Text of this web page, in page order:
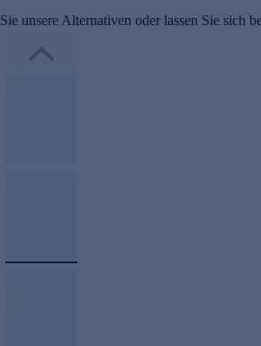
unsere Alternativen oder lassen Sie sich